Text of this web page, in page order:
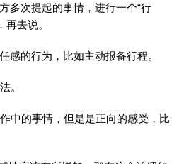
多次提起的事情，进行一个“行
去说。
感的行为，比如主动报备行程。
。
中的事情，但是是正向的感受，比